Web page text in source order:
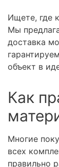
Ищете, где
Мы
доставка
объект в
Как
Многие
всех
правильно